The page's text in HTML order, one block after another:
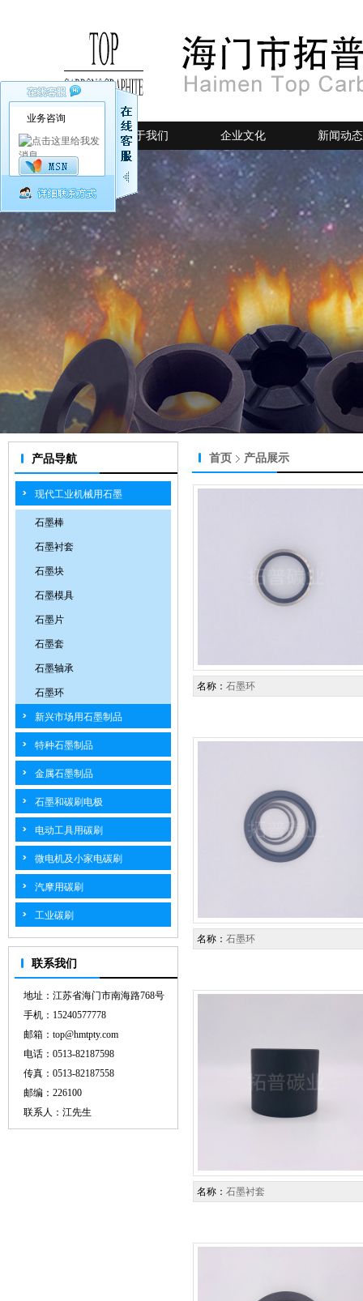
网站首页 关于我们 企业文化 新闻动态
产品导航
现代工业机械用石墨
石墨棒
石墨衬套
石墨块
石墨模具
石墨片
石墨套
石墨轴承
石墨环
新兴市场用石墨制品
特种石墨制品
金属石墨制品
石墨和碳刷电极
电动工具用碳刷
微电机及小家电碳刷
汽摩用碳刷
工业碳刷
联系我们
地址：江苏省海门市南海路768号
手机：15240577778
邮箱：top@hmtpty.com
电话：0513-82187598
传真：0513-82187558
邮编：226100
联系人：江先生
首页 产品展示
名称： 石墨环
名称： 石墨环
名称： 石墨衬套
业务咨询